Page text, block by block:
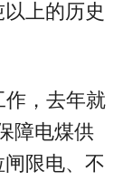
上的历史
作，去年就
障电煤供
限电、不